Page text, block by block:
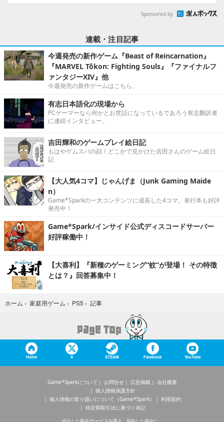
Sponsored by
連載・注目記事
今週発売の新作ゲーム『Beast of Reincarnation』
『MARVEL Tōkon: Fighting Souls』『ファイナルフ
ァンタジーXIV』他
今週発売の新作ゲームはこちら。
有志日本語化の現場から
PCゲーマーなら何かとお世話になっているであろう有志翻訳者
に連続インタビュー。
吉田輝和のゲームプレイ絵日記
もはやゲムスパの顔！どこかで見かけた吉田さんのゲーム絵日
記
【大人気4コマ】じゃんげま（Junk Gaming Maide
n）
Game*Sparkの一大コンテンツに成長した4コマ。単行本も好評
発売中！
Game*Spark/インサイド公式ディスコードサーバー
好評稼働中！
【大喜利】『新種のゲーミング“蚊”が登場！ その特徴
とは？』回答募集中！
ホーム › 家庭用ゲーム › PS5 › 記事
Home X STEAM Facebook YouTube
Game*Sparkについて お問合せ 広告掲載
会社概要
個人情報保護方針
個人情報の取り扱いについて（Game*Spark）
利用規約
特定商取引法に基づく表記